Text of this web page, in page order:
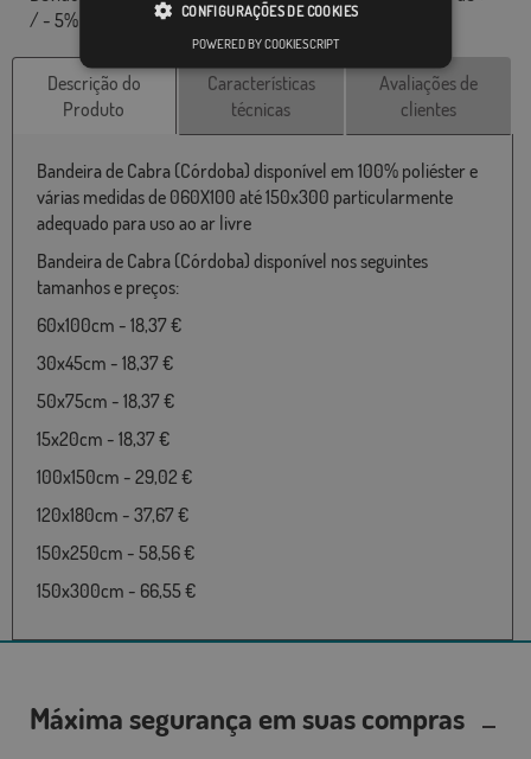
/ - 5% nas dimensões finais e tons de cores.
Descrição do
Produto
Características
técnicas
Avaliações de
clientes
Bandeira de Cabra (Córdoba) disponível em 100% poliéster e
várias medidas de 060X100 até 150x300 particularmente
adequado para uso ao ar livre
Bandeira de Cabra (Córdoba) disponível nos seguintes
tamanhos e preços:
60x100cm - 18,37 €
30x45cm - 18,37 €
50x75cm - 18,37 €
15x20cm - 18,37 €
100x150cm - 29,02 €
120x180cm - 37,67 €
150x250cm - 58,56 €
150x300cm - 66,55 €
Máxima segurança em suas compras
CONFIGURAÇÕES DE COOKIES
POWERED BY COOKIESCRIPT